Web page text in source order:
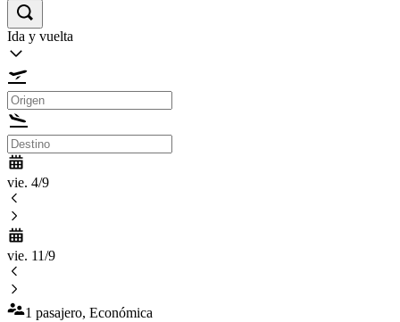
Ida y vuelta
vie. 4/9
vie. 11/9
1 pasajero, Económica